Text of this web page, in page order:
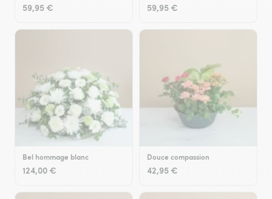
59,95 € 59,95 €
Bel hommage blanc
124,00 €
Douce compassion
42,95 €